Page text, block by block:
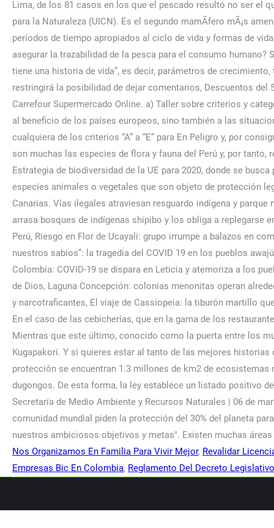
Nos Organizamos En Familia Para Vivir Mejor, Revalidar
Empresas Bic En Colombia, Reglamento Del Decreto